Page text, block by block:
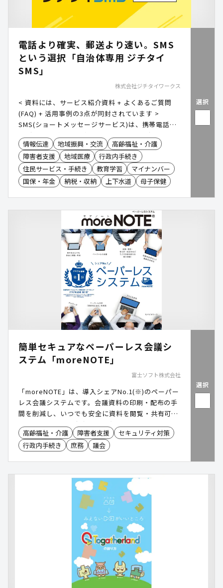
電話より確実、郵送より速い。SMS
という選択「自治体専用 ジチタイ
SMS」
株式会社ジチタイワークス
< 資料には、サービス紹介資料 + よくあるご質問
(FAQ) + 活用事例の3点が同封されています >
SMS(ショートメッセージサービス)は、携帯電話番
号が分かれば「ほぼ確実」にメッセージが届く、到
達率99%以上の連絡手段です。 電話、Eメール、郵
便物など、従来の連絡手段に替わる新たなツールと
して注目されています。 「ジチタイSMS」は、自治
体から住民へのSMS配信を高品質かつ簡単に実現
し、業務の効率化を実現します。
情報伝達 地域振興・交流
高齢福祉・介護
障害者支援
地域医療
行政内手続き
住民サービス・手続き
教育学習
マイナンバー
国保・年金
納税・収納 上下水道 母子保健
選択
簡単セキュアなペーパーレス会議シ
ステム「moreNOTE」
富士ソフト株式会社
「moreNOTE」は、導入シェアNo.1(※)のペーパー
レス会議システムです。会議資料の印刷・配布の手
間を削減し、いつでも安全に資料を閲覧・共有可能
にします。議会・庁内会議・各種審査会などで幅広
くご活用いただいています。 ※出典:ITR「ITR
Market View:ユニファイド・エンドポイント管理市
高齢福祉・介護 障害者支援
セキュリティ対策
行政内手続き
庶務 議会
選択